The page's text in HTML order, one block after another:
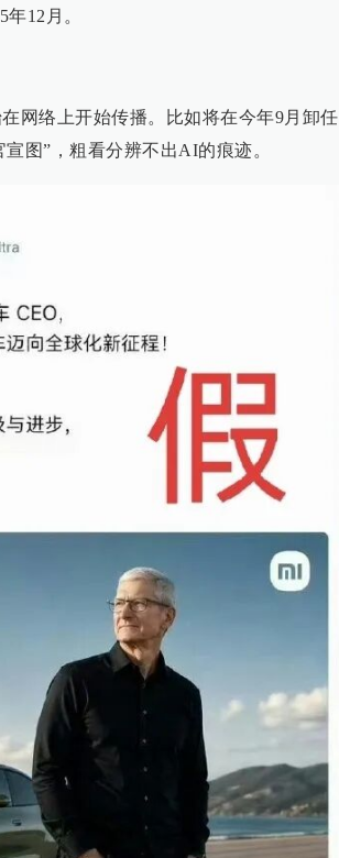
12月。
网络上开始传播。比如将在今年9月卸任
图”，粗看分辨不出AI的痕迹。